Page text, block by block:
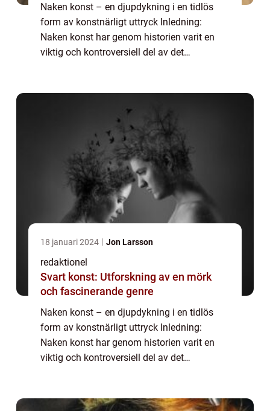
Naken konst – en djupdykning i en tidlös
form av konstnärligt uttryck Inledning:
Naken konst har genom historien varit en
viktig och kontroversiell del av det
18 januari 2024 Jon Larsson
redaktionel
Svart konst: Utforskning av en mörk
och fascinerande genre
Naken konst – en djupdykning i en tidlös
form av konstnärligt uttryck Inledning:
Naken konst har genom historien varit en
viktig och kontroversiell del av det